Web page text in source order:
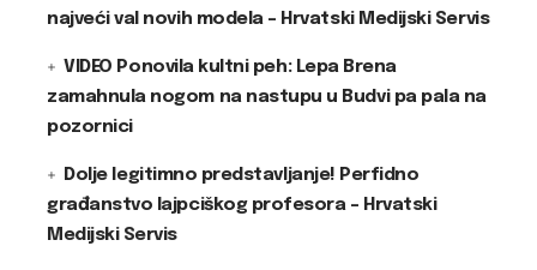
najveći val novih modela – Hrvatski Medijski Servis
VIDEO Ponovila kultni peh: Lepa Brena
zamahnula nogom na nastupu u Budvi pa pala na
pozornici
Dolje legitimno predstavljanje! Perfidno
građanstvo lajpciškog profesora – Hrvatski
Medijski Servis